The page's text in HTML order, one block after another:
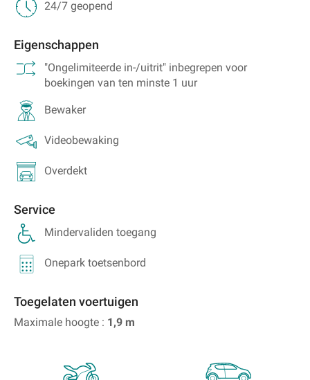
24/7 geopend
Eigenschappen
"Ongelimiteerde in-/uitrit" inbegrepen voor
boekingen van ten minste 1 uur
Bewaker
Videobewaking
Overdekt
Service
Mindervaliden toegang
Onepark toetsenbord
Toegelaten voertuigen
Maximale hoogte : 1,9 m